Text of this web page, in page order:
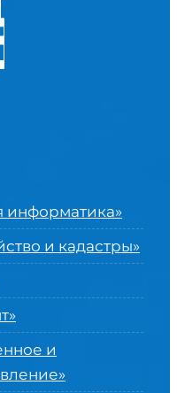
информатика»
и кадастры»
и